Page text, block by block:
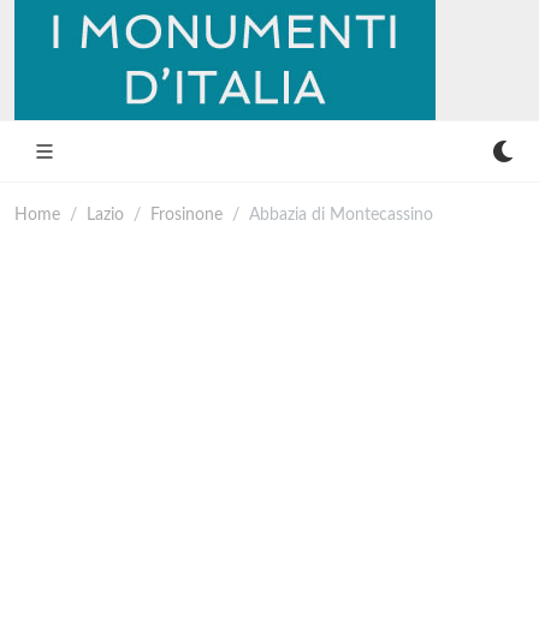
Home Lazio Frosinone Abbazia di Montecassino